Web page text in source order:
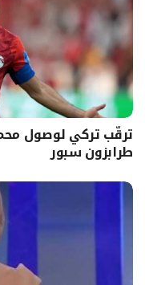
ترقّب تركي لوصول
طرابزون سبور